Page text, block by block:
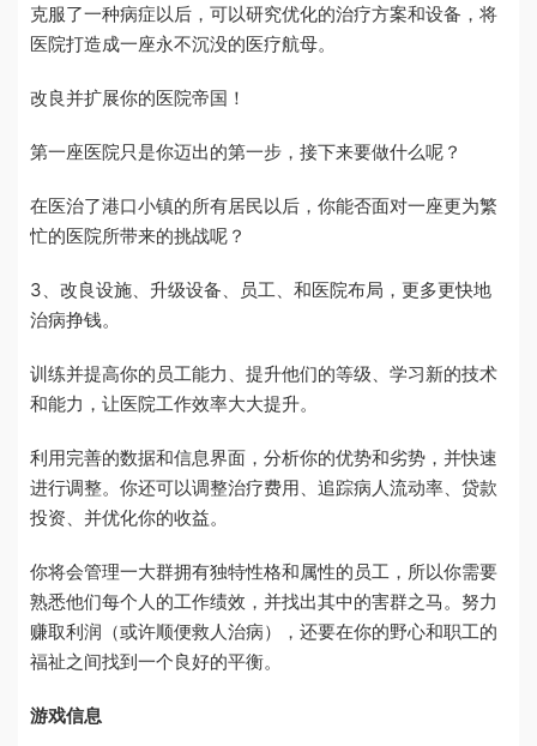
克服了一种病症以后，可以研究优化的治疗方案和设备，将
医院打造成一座永不沉没的医疗航母。
改良并扩展你的医院帝国！
第一座医院只是你迈出的第一步，接下来要做什么呢？
在医治了港口小镇的所有居民以后，你能否面对一座更为繁
忙的医院所带来的挑战呢？
3、改良设施、升级设备、员工、和医院布局，更多更快地
治病挣钱。
训练并提高你的员工能力、提升他们的等级、学习新的技术
和能力，让医院工作效率大大提升。
利用完善的数据和信息界面，分析你的优势和劣势，并快速
进行调整。你还可以调整治疗费用、追踪病人流动率、贷款
投资、并优化你的收益。
你将会管理一大群拥有独特性格和属性的员工，所以你需要
熟悉他们每个人的工作绩效，并找出其中的害群之马。努力
赚取利润（或许顺便救人治病），还要在你的野心和职工的
福祉之间找到一个良好的平衡。
游戏信息